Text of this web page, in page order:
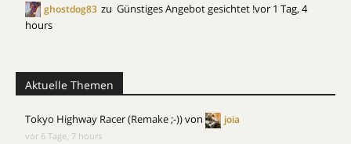
ghostdog83 zu Günstiges Angebot gesichtet !vor 1 Tag, 4
hours
Aktuelle Themen
Tokyo Highway Racer (Remake ;-))von joia
vor 6 Tage, 7 hours